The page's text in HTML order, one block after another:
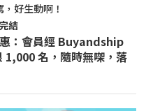
好生動啊！
結
：會員經 Buyandship
1,000 名，隨時無㗎，落